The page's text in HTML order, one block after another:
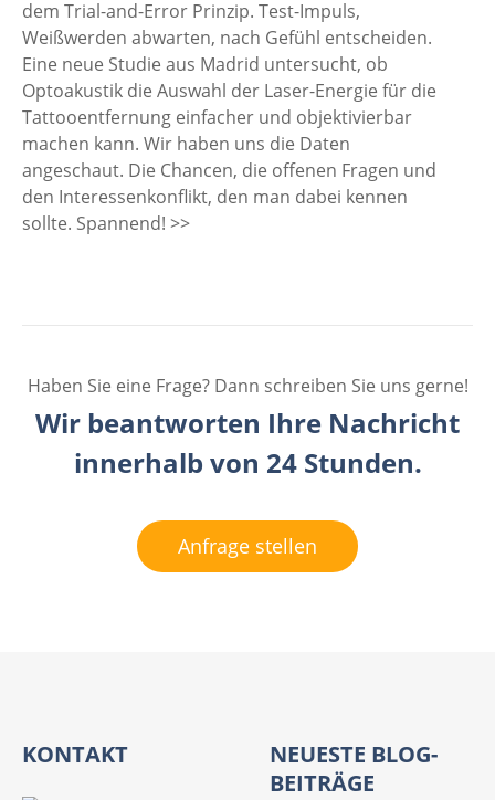
dem Trial-and-Error Prinzip. Test-Impuls,
Weißwerden abwarten, nach Gefühl entscheiden.
Eine neue Studie aus Madrid untersucht, ob
Optoakustik die Auswahl der Laser-Energie für die
Tattooentfernung einfacher und objektivierbar
machen kann. Wir haben uns die Daten
angeschaut. Die Chancen, die offenen Fragen und
den Interessenkonflikt, den man dabei kennen
sollte. Spannend! >>
Haben Sie eine Frage? Dann schreiben Sie uns gerne!
Wir beantworten Ihre Nachricht
innerhalb von 24 Stunden.
Anfrage stellen
KONTAKT
NEUESTE BLOG-
BEITRÄGE